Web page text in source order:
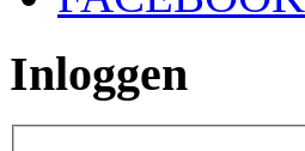
Inloggen